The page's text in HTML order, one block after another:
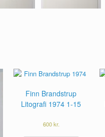
Finn Brandstrup
Litografi 1974 1-15
600kr.